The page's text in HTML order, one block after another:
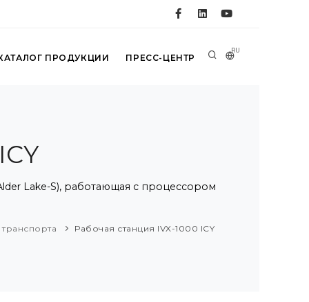
RU
ПРОДУКЦИИ ПРЕСС-ЦЕНТР
Lake-S), работающая с процессором
Рабочая станция IVX-1000 ICY